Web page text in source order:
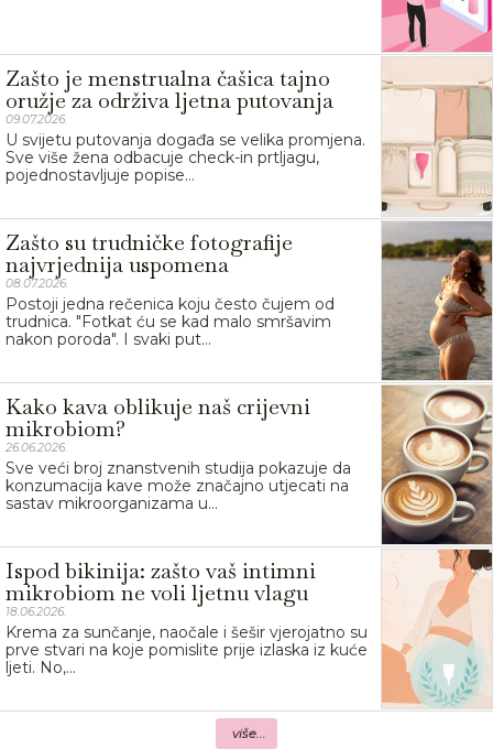
Zašto je menstrualna čašica tajno
oružje za održiva ljetna putovanja
09.07.2026.
U svijetu putovanja događa se velika promjena.
Sve više žena odbacuje check-in prtljagu,
pojednostavljuje popise...
Zašto su trudničke fotografije
najvrjednija uspomena
08.07.2026.
Postoji jedna rečenica koju često čujem od
trudnica. "Fotkat ću se kad malo smršavim
nakon poroda". I svaki put...
Kako kava oblikuje naš crijevni
mikrobiom?
26.06.2026.
Sve veći broj znanstvenih studija pokazuje da
konzumacija kave može značajno utjecati na
sastav mikroorganizama u...
Ispod bikinija: zašto vaš intimni
mikrobiom ne voli ljetnu vlagu
18.06.2026.
Krema za sunčanje, naočale i šešir vjerojatno su
prve stvari na koje pomislite prije izlaska iz kuće
ljeti. No,...
više...